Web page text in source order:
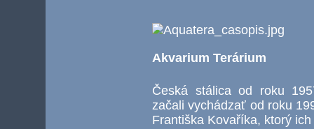
Akvarium Terárium
Česká stálica od roku
začali vychádzať od roku
Františka Kovaříka, ktorý